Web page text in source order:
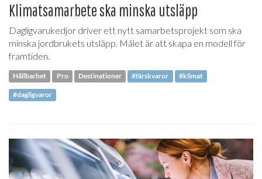
Klimatsamarbete ska minska utsläpp
Dagligvarukedjor driver ett nytt samarbetsprojekt som ska
minska jordbrukets utsläpp. Målet är att skapa en modell för
framtiden.
Hållbarhet Pro Destinationer #färskvaror #klimat
#dagligvaror